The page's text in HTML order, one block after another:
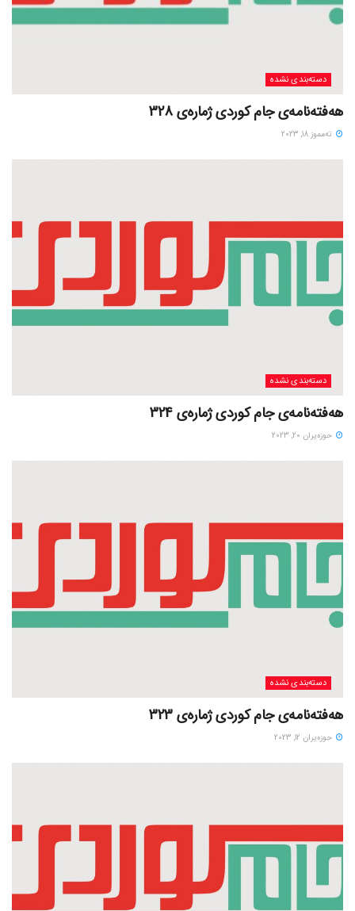
دسته‌بندی نشده
هەفتەنامەی جام کوردی ژمارەی 328
ته‌مموز 18, 2023
دسته‌بندی نشده
هەفتەنامەی جام کوردی ژمارەی 324
حوزه‌یران 20, 2023
دسته‌بندی نشده
هەفتەنامەی جام کوردی ژمارەی 323
حوزه‌یران 12, 2023